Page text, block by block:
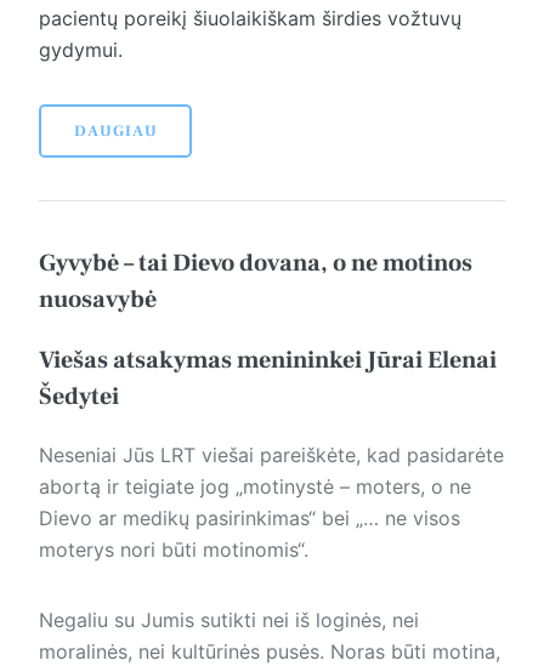
pacientų poreikį šiuolaikiškam širdies vožtuvų
gydymui.
DAUGIAU
Gyvybė – tai Dievo dovana, o ne motinos
nuosavybė
Viešas atsakymas menininkei Jūrai Elenai
Šedytei
Neseniai Jūs LRT viešai pareiškėte, kad pasidarėte
abortą ir teigiate jog „motinystė – moters, o ne
Dievo ar medikų pasirinkimas“ bei „… ne visos
moterys nori būti motinomis“.
Negaliu su Jumis sutikti nei iš loginės, nei
moralinės, nei kultūrinės pusės. Noras būti motina,